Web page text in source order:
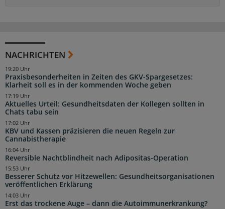
NACHRICHTEN
Praxisbesonderheiten in Zeiten des GKV-Spargesetzes:
Klarheit soll es in der kommenden Woche geben
19:20 Uhr
Aktuelles Urteil: Gesundheitsdaten der Kollegen sollten in
Chats tabu sein
17:19 Uhr
KBV und Kassen präzisieren die neuen Regeln zur
Cannabistherapie
17:02 Uhr
Reversible Nachtblindheit nach Adipositas-Operation
16:04 Uhr
Besserer Schutz vor Hitzewellen: Gesundheitsorganisationen
veröffentlichen Erklärung
15:53 Uhr
Erst das trockene Auge – dann die Autoimmunerkrankung?
14:03 Uhr